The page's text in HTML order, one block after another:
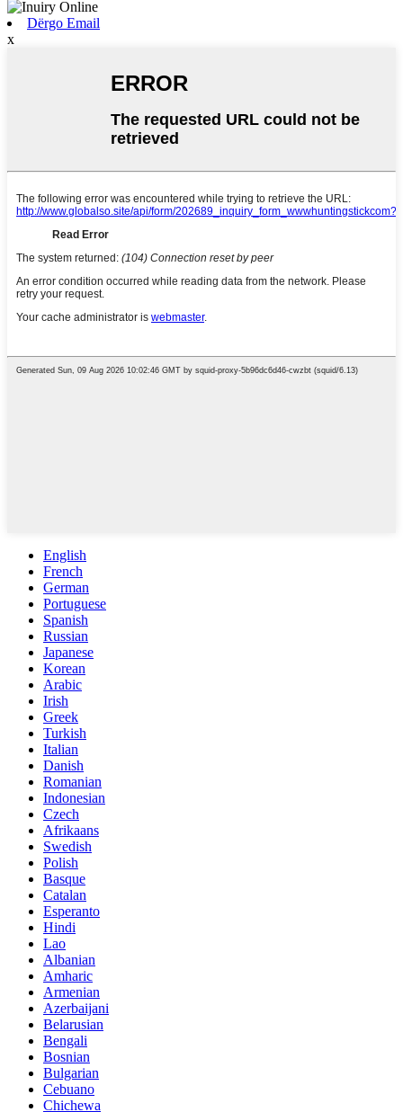
Dërgo Email
x
English
French
German
Portuguese
Spanish
Russian
Japanese
Korean
Arabic
Irish
Greek
Turkish
Italian
Danish
Romanian
Indonesian
Czech
Afrikaans
Swedish
Polish
Basque
Catalan
Esperanto
Hindi
Lao
Albanian
Amharic
Armenian
Azerbaijani
Belarusian
Bengali
Bosnian
Bulgarian
Cebuano
Chichewa